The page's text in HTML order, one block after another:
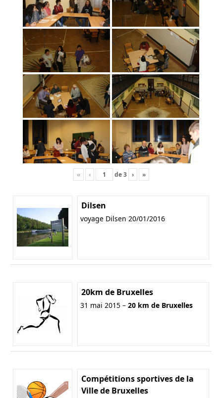
« ‹ de3 › »
Dilsen
voyage Dilsen 20/01/2016
20km de Bruxelles
31 mai 2015 – 20 km de Bruxelles
Compétitions sportives de la
Ville de Bruxelles